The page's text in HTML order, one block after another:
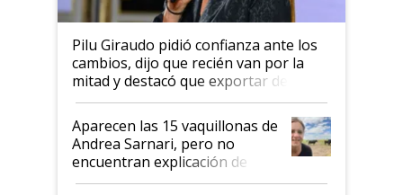
Pilu Giraudo pidió confianza ante los
cambios, dijo que recién van por la
mitad y destacó que exportar dejó de
ser "para unos pocos": "Tenemos un
mandato muy claro del gobierno
nacional"
Aparecen las 15 vaquillonas de
Andrea Sarnari, pero no
encuentran explicación de
cómo llegaron allí